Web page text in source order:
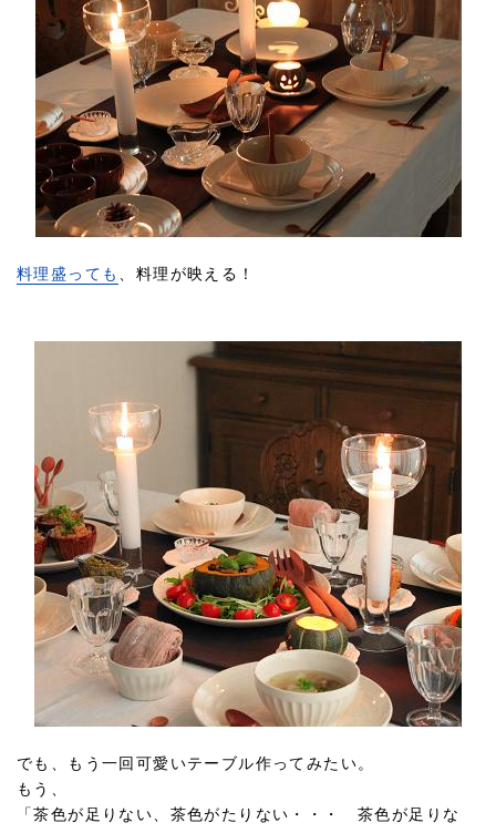
料理盛っても 、料理が映える！
でも、もう一回可愛いテーブル作ってみたい。
もう、
「茶色が足りない、茶色がたりない・・・ 茶色が足りな